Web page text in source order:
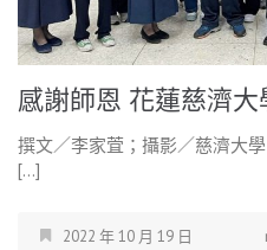
感謝師恩 花蓮慈濟
撰文／李家萓；攝影／慈濟大
[…]
2022 年 10 月 19 日